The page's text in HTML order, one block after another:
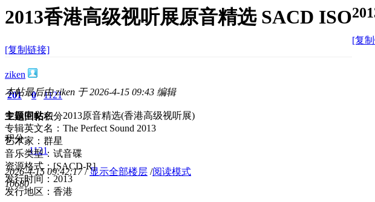
2013香港高级视听展原音精选 SACD ISO
[复制链接]
[复
ziken
201
主题
0
回帖
1121
积分
积分
1121
2026-4-15 09:42:17 / 显示全部楼层 /阅读模式
10680
本帖最后由 ziken 于 2026-4-15 09:43 编辑
专辑中文名：2013原音精选(香港高级视听展)
专辑英文名：The Perfect Sound 2013
艺术家：群星
音乐类型：试音碟
资源格式：[SACD-R]
发行时间：2013
发行地区：香港